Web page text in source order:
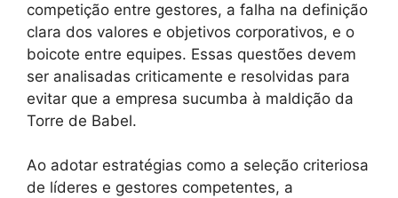
competição entre gestores, a falha na definição
clara dos valores e objetivos corporativos, e o
boicote entre equipes. Essas questões devem
ser analisadas criticamente e resolvidas para
evitar que a empresa sucumba à maldição da
Torre de Babel.
Ao adotar estratégias como a seleção criteriosa
de líderes e gestores competentes, a